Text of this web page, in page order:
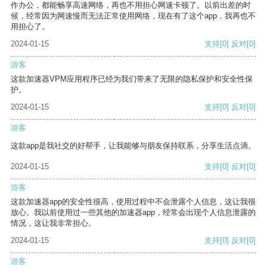
作办公，都能畅享高速网络，再也不用担心网速卡顿了。以前出差的时
候，经常因为网速慢而无法正常使用网络，现在有了这个app，我再也不
用担心了。
2024-01-15
支持[0] 反对[0]
游客
这款加速器VPM应用程序已经为我们带来了无限的隐私保护和安全性保
护。
2024-01-15
支持[0] 反对[0]
游客
这款app是我社交的好帮手，让我能够与朋友保持联系，分享生活点滴。
2024-01-15 支持[0] 反对[0]
游客
这款加速器app的安全性很高，使用过程中不会泄露个人信息，这让我很
放心。我以前使用过一些其他的加速器app，经常会出现个人信息泄露的
情况，这让我非常担心。
2024-01-15
支持[0] 反对[0]
游客